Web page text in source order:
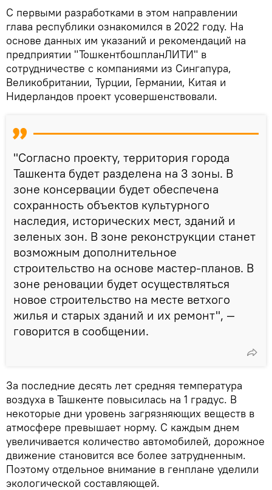
С первыми разработками в этом направлении
глава республики ознакомился в 2022 году. На
основе данных им указаний и рекомендаций на
предприятии "ТошкентбошпланЛИТИ" в
сотрудничестве с компаниями из Сингапура,
Великобритании, Турции, Германии, Китая и
Нидерландов проект усовершенствовали.
"Согласно проекту, территория города
Ташкента будет разделена на 3 зоны. В
зоне консервации будет обеспечена
сохранность объектов культурного
наследия, исторических мест, зданий и
зеленых зон. В зоне реконструкции станет
возможным дополнительное
строительство на основе мастер-планов. В
зоне реновации будет осуществляться
новое строительство на месте ветхого
жилья и старых зданий и их ремонт", —
говорится в сообщении.
За последние десять лет средняя температура
воздуха в Ташкенте повысилась на 1 градус. В
некоторые дни уровень загрязняющих веществ в
атмосфере превышает норму. С каждым днем
увеличивается количество автомобилей, дорожное
движение становится все более затрудненным.
Поэтому отдельное внимание в генплане уделили
экологической составляющей.